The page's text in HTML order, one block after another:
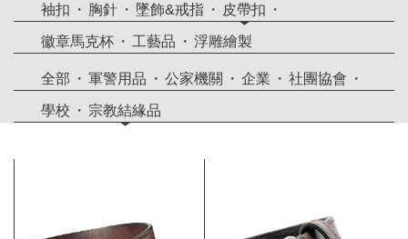
袖扣 胸針 墜飾&戒指 皮帶扣
徽章馬克杯 工藝品 浮雕繪製
全部 軍警用品 公家機關 企業 社團協會
學校 宗教結緣品